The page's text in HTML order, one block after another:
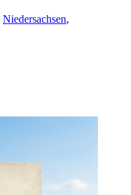
Niedersachsen,